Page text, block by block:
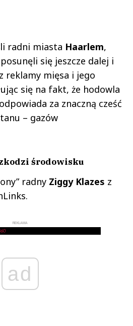
radni miasta Haarlem,
się jeszcze dalej i
reklamy mięsa i jego
się na fakt, że hodowla
za znaczną cześć
– gazów
środowisku
radny Ziggy Klazes z
REKLAMA
ad